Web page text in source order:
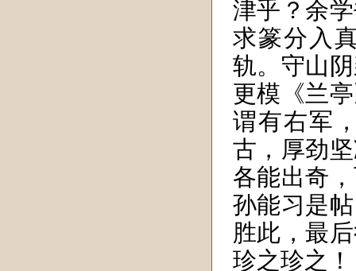
津乎？余
求篆分入
轨。守山
更模《兰
谓有右军
古，厚劲
各能出奇
孙能习是
胜此，最
珍之珍之！